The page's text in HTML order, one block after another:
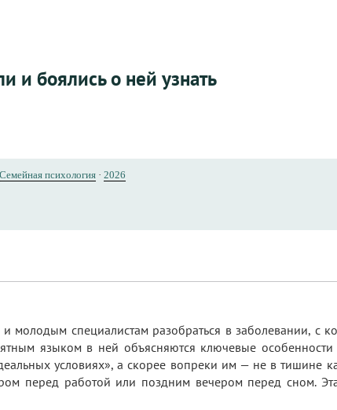
и боялись о ней узнать
Семейная психология · 2026
молодым специалистам разобраться в заболевании, с
языком в ней объясняются ключевые
условиях», а скорее вопреки им — не в тишине
перед работой или поздним вечером перед сном.